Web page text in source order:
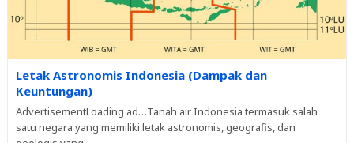
Letak Astronomis Indonesia (Dampak dan
Keuntungan)
AdvertisementLoading ad…Tanah air Indonesia termasuk salah
satu negara yang memiliki letak astronomis, geografis, dan